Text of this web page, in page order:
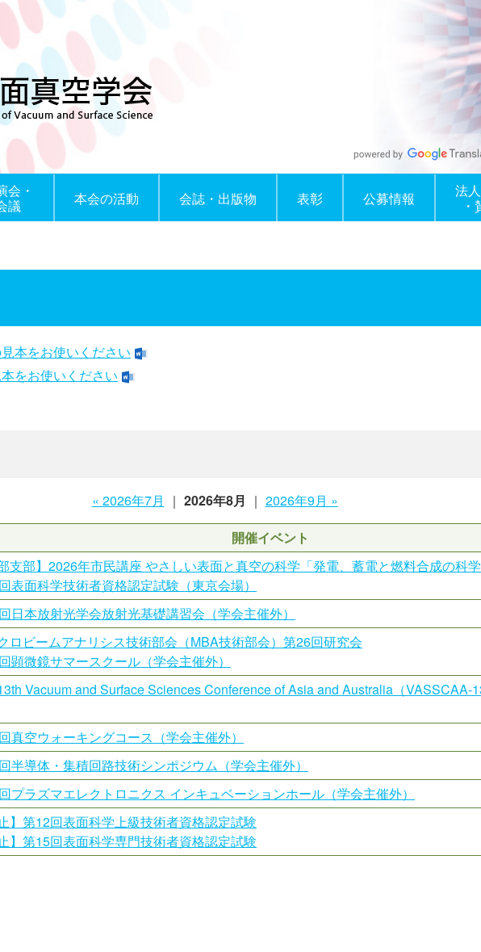
会・
議
本会の活動 会誌・出版物 表彰 公募情報
法
本をお使いください
をお使いください
« 2026年7月 ｜ 2026年8月 ｜ 2026年9月 »
開催イベント
部支部】2026年市民講座 やさしい表面と真空の科学「発電、蓄電と燃料合成の科学
表面科学技術者資格認定試験（東京会場）
日本放射光学会放射光基礎講習会（学会主催外）
ロビームアナリシス技術部会（MBA技術部会）第26回研究会
顕微鏡サマースクール（学会主催外）
Vacuum and Surface Sciences Conference of Asia and Australia（VASSCAA-
真空ウォーキングコース（学会主催外）
半導体・集積回路技術シンポジウム（学会主催外）
プラズマエレクトロニクス インキュベーションホール（学会主催外）
止】第12回表面科学上級技術者資格認定試験
止】第15回表面科学専門技術者資格認定試験